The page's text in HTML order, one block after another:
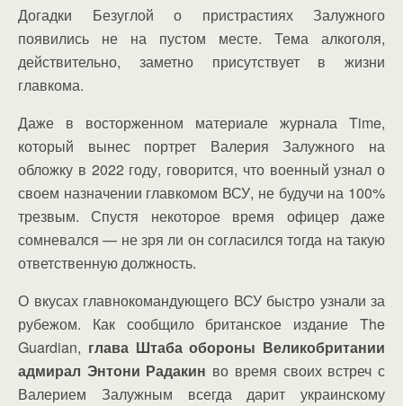
Догадки Безуглой о пристрастиях Залужного
появились не на пустом месте. Тема алкоголя,
действительно, заметно присутствует в жизни
главкома.
Даже в восторженном материале журнала Time,
который вынес портрет Валерия Залужного на
обложку в 2022 году, говорится, что военный узнал о
своем назначении главкомом ВСУ, не будучи на 100%
трезвым. Спустя некоторое время офицер даже
сомневался — не зря ли он согласился тогда на такую
ответственную должность.
О вкусах главнокомандующего ВСУ быстро узнали за
рубежом. Как сообщило британское издание The
Guardian, глава Штаба обороны Великобритании
адмирал Энтони Радакин во время своих встреч с
Валерием Залужным всегда дарит украинскому